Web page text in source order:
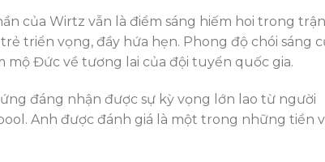
của Wirtz vẫn là điểm sáng hiếm hoi trong trận
triển vọng, đầy hứa hẹn. Phong độ chói sáng
Đức về tương lai của đội tuyển quốc gia.
đáng nhận được sự kỳ vọng lớn lao từ người
Anh được đánh giá là một trong những tiền